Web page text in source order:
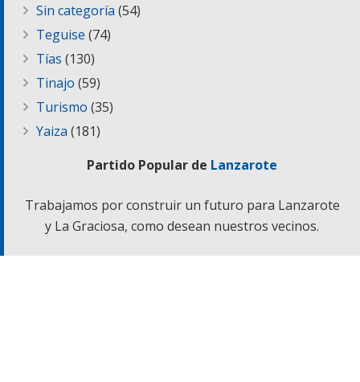
Sin categoría (54)
Teguise (74)
Tías (130)
Tinajo (59)
Turismo (35)
Yaiza (181)
Partido Popular de Lanzarote
Trabajamos por construir un futuro para Lanzarote
y La Graciosa, como desean nuestros vecinos.